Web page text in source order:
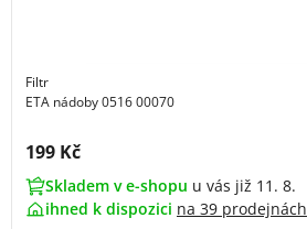
Filtr
ETA nádoby 0516 00070
Cena s DPH:
199 Kč
Skladem v e-shopu u vás již 11. 8.
ihned k dispozici na 39 prodejnách